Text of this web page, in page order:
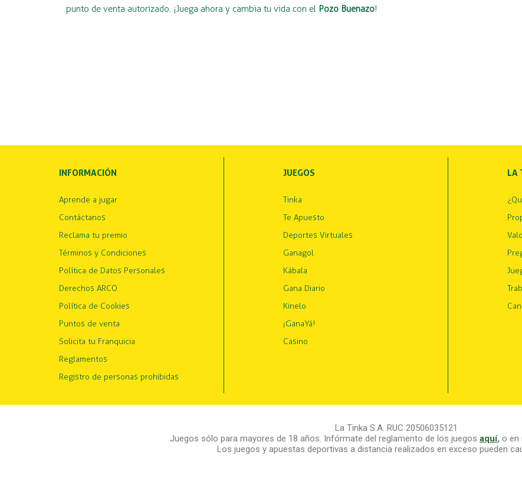
punto de venta autorizado. ¡Juega ahora y cambia tu vida con el Pozo Buenazo!
INFORMACIÓN
Aprende a jugar
Contáctanos
Reclama tu premio
Términos y Condiciones
Política de Datos Personales
Derechos ARCO
Política de Cookies
Puntos de venta
Solicita tu Franquicia
Reglamentos
Registro de personas prohibidas
JUEGOS
Tinka
Te Apuesto
Deportes Virtuales
Ganagol
Kábala
Gana Diario
Kinelo
¡GanaYá!
Casino
LA
La Tinka S.A. RUC 20506035121
Juegos sólo para mayores de 18 años. Infórmate del reglamento de los juegos aquí, o en
Los juegos y apuestas deportivas a distancia realizados en exceso pueden